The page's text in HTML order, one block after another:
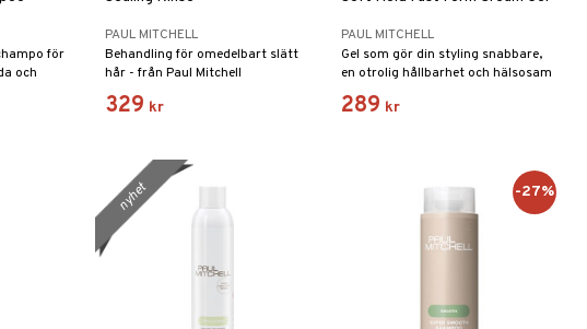
för
och
PAUL MITCHELL
Behandling för omedelbart slätt
hår - från Paul Mitchell
329 kr
PAUL MITCHELL
Gel som gör din styling snabbare,
en otrolig hållbarhet och hälsosam
glans.
289 kr
nyhet -27%